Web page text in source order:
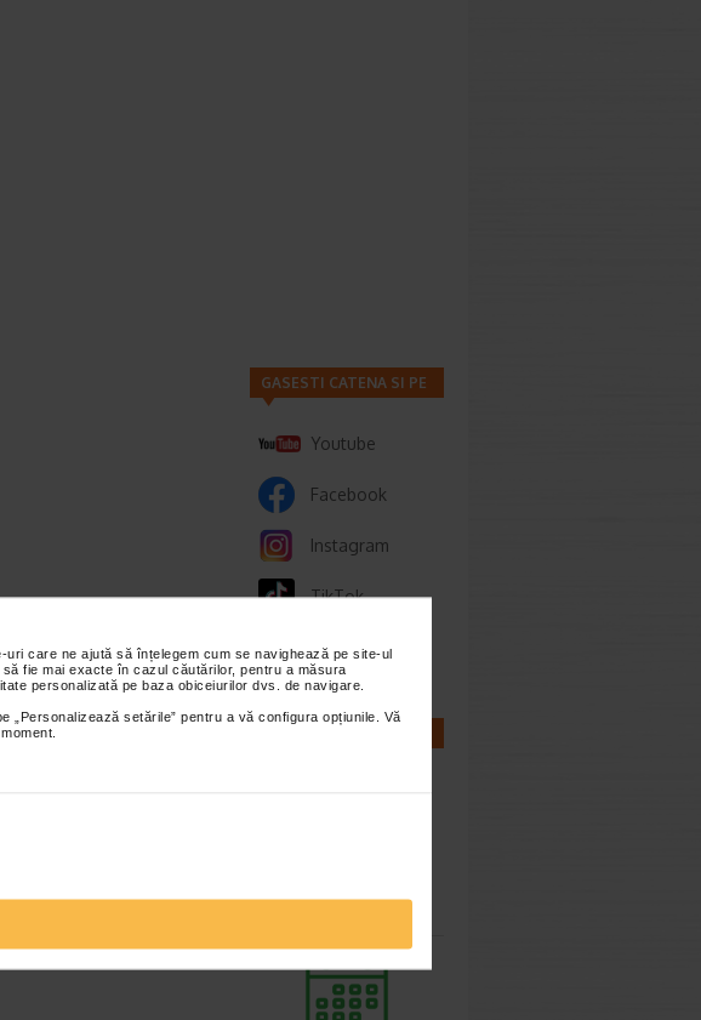
care ne ajută să înțelegem cum se navighează pe site-ul
fie mai exacte în cazul căutărilor, pentru a măsura
personalizată pe baza obiceiurilor dvs. de navigare.
setările” pentru a vă configura opțiunile. Vă
GASESTI CATENA SI PE
Youtube
Facebook
Instagram
TikTok
Whatsapp
sarcina